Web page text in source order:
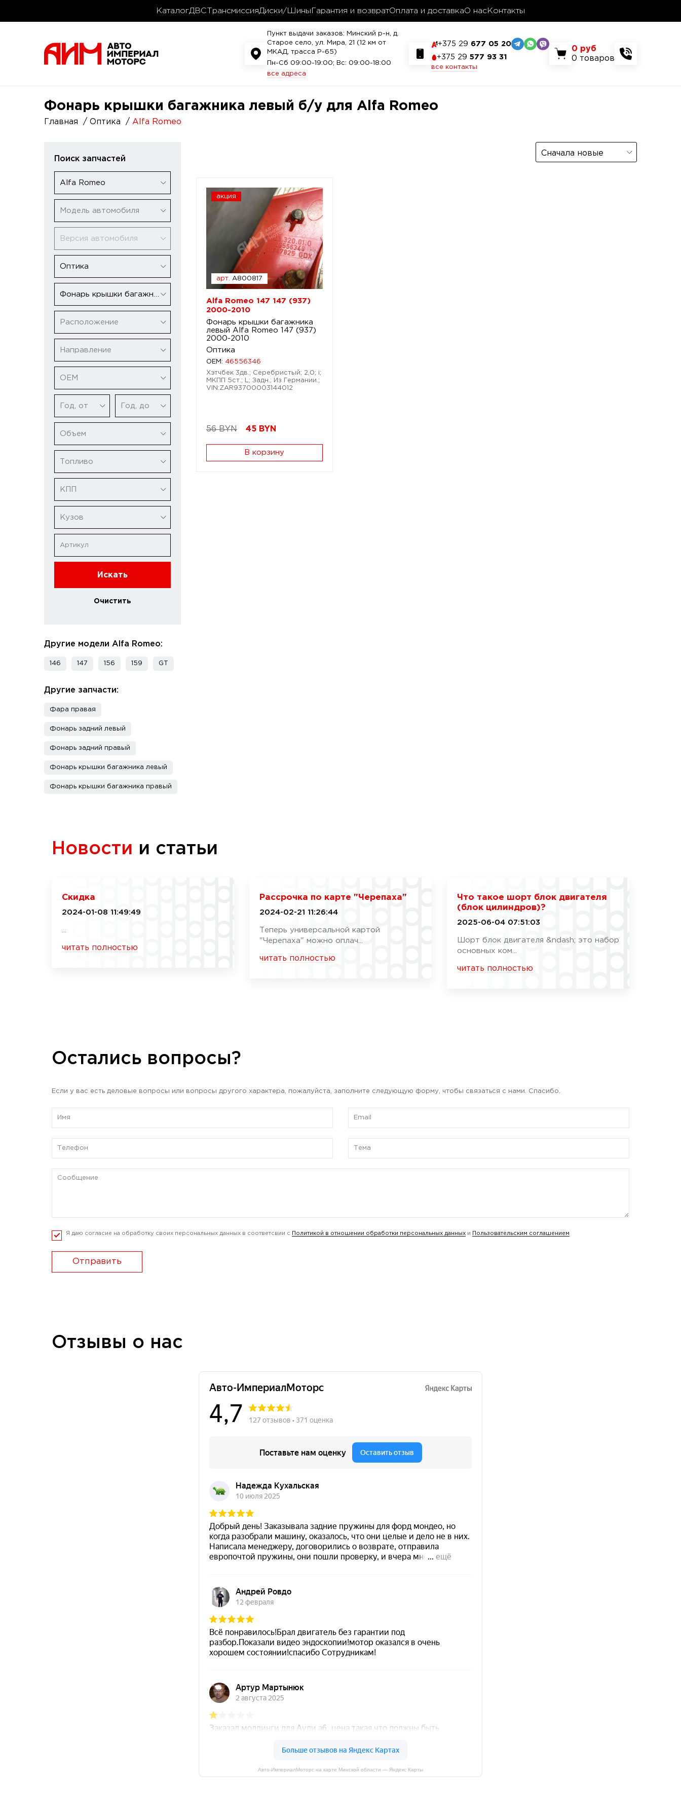
КаталогДВС ТрансмиссияДиски/Шины Гарантия и возвратОплата и доставкаО нас Контакты
Пункт выдачи заказов: Минский р-н, д.
Старое село, ул. Мира, 21 (12 км от
МКАД, трасса P-65)
Пн-Сб 09:00-19:00; Вс: 09:00-18:00
все адреса
+375 29 677 05 20
+375 29 577 93 31
все контакты
0 руб
0 товаров
Фонарь крышки багажника левый б/у для Alfa Romeo
Главная Оптика Alfa Romeo
Поиск запчастей
Alfa Romeo
Модель автомобиля
Версия автомобиля
Оптика
Расположение
Направление
ОЕМ
Год, от Год, до
Объем
Топливо
КПП
Кузов
Искать
Очистить
Другие модели Alfa Romeo:
146 147 156 159 GT
Другие запчасти:
Фара правая
Фонарь задний левый
Фонарь задний правый
Фонарь крышки багажника левый
Фонарь крышки багажника правый
Сначала новые
акция
арт. A800817
Alfa Romeo 147 147 (937)
2000-2010
Фонарь крышки багажника
левый Alfa Romeo 147 (937)
2000-2010
Оптика
OEM: 46556346
Хэтчбек 3дв.; Серебристый; 2,0; i;
МКПП 5ст.; L; Задн.; Из Германии.;
VIN:ZAR93700003144012
56 BYN 45 BYN
В корзину
Новости и статьи
Скидка
2024-01-08 11:49:49
читать полностью
Рассрочка по карте "Черепаха"
2024-02-21 11:26:44
Теперь универсальной картой
"Черепаха" можно оплач...
читать полностью
Что такое шорт блок двигателя
(блок цилиндров)?
2025-06-04 07:51:03
Шорт блок двигателя &ndash; это набор
основных ком...
читать полностью
Остались вопросы?
Если у вас есть деловые вопросы или вопросы другого характера, пожалуйста, заполните следующую форму, чтобы связаться с нами. Спасибо.
Я даю согласие на обработку своих персональных данных в соответсвии с Политикой в отношении обработки персональных данных и Пользовательским соглашением
Отправить
Отзывы о нас
Авто-ИмпериалМоторс на карте Минской области — Яндекс Карты